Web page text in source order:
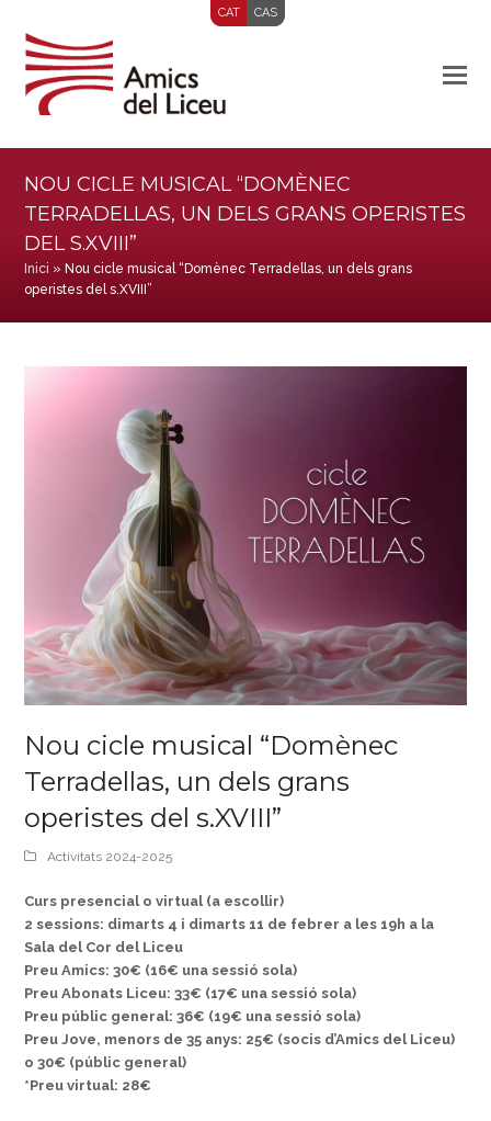
CAT CAS
NOU CICLE MUSICAL “DOMÈNEC
TERRADELLAS, UN DELS GRANS OPERISTES
DEL S.XVIII”
Inici » Nou cicle musical “Domènec Terradellas, un dels grans
operistes del s.XVIII”
Nou cicle musical “Domènec
Terradellas, un dels grans
operistes del s.XVIII”
Activitats 2024-2025
Curs presencial o virtual (a escollir)
2 sessions: dimarts 4 i dimarts 11 de febrer a les 19h a la
Sala del Cor del Liceu
Preu Amics: 30€ (16€ una sessió sola)
Preu Abonats Liceu: 33€ (17€ una sessió sola)
Preu públic general: 36€ (19€ una sessió sola)
Preu Jove, menors de 35 anys: 25€ (socis d’Amics del Liceu)
o 30€ (públic general)
*Preu virtual: 28€